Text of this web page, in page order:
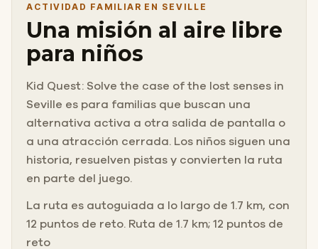
ACTIVIDAD FAMILIAR EN SEVILLE
Una misión al aire libre
para niños
Kid Quest: Solve the case of the lost senses in
Seville es para familias que buscan una
alternativa activa a otra salida de pantalla o
a una atracción cerrada. Los niños siguen una
historia, resuelven pistas y convierten la ruta
en parte del juego.
La ruta es autoguiada a lo largo de 1.7 km, con
12 puntos de reto. Ruta de 1.7 km; 12 puntos de
reto